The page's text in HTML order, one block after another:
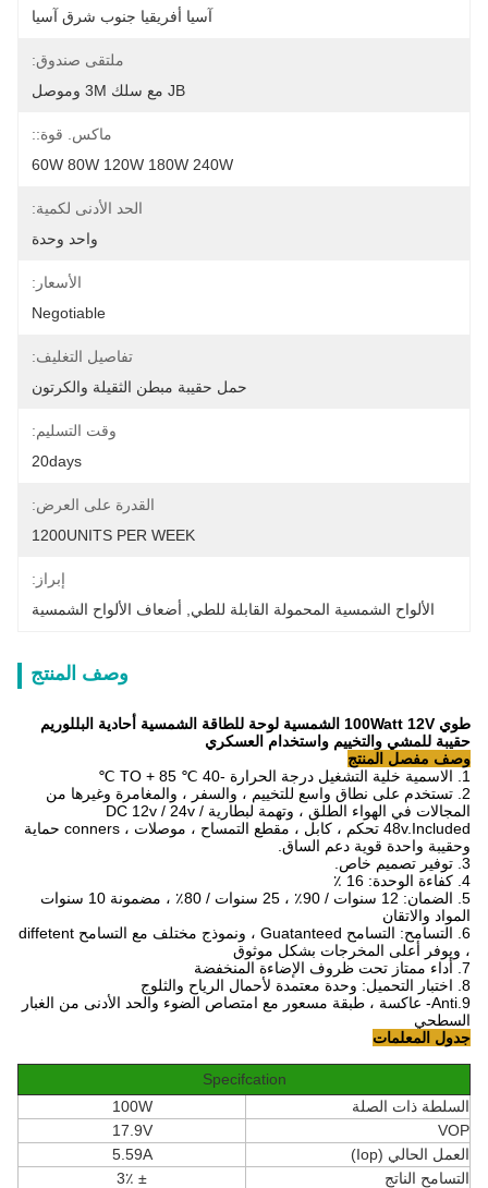
آسيا أفريقيا جنوب شرق آسيا
ملتقى صندوق:
JB مع سلك 3M وموصل
ماكس. قوة::
60W 80W 120W 180W 240W
الحد الأدنى لكمية:
واحد وحدة
الأسعار:
Negotiable
تفاصيل التغليف:
حمل حقيبة مبطن الثقيلة والكرتون
وقت التسليم:
20days
القدرة على العرض:
1200UNITS PER WEEK
إبراز:
الألواح الشمسية المحمولة القابلة للطي
أضعاف الألواح الشمسية
وصف المنتج
طوي 100Watt 12V الشمسية لوحة للطاقة الشمسية أحادية البللوريم
حقيبة للمشي والتخييم واستخدام العسكري
وصف مفصل المنتج
1. الاسمية خلية التشغيل درجة الحرارة -40 ℃ TO + 85 ℃
2. تستخدم على نطاق واسع للتخييم ، والسفر ، والمغامرة وغيرها من
المجالات في الهواء الطلق ، وتهمة لبطارية DC 12v / 24v /
48v.Included تحكم ، كابل ، مقطع التمساح ، موصلات ، conners حماية
وحقيبة واحدة قوية دعم الساق.
3. توفير تصميم خاص.
4. كفاءة الوحدة: 16 ٪
5. الضمان: 12 سنوات / 90٪ ، 25 سنوات / 80٪ ، مضمونة 10 سنوات
المواد والاتقان
6. التسامح: التسامح Guatanteed ، ونموذج مختلف مع التسامح diffetent
، ويوفر أعلى المخرجات بشكل موثوق
7. أداء ممتاز تحت ظروف الإضاءة المنخفضة
8. اختبار التحميل: وحدة معتمدة لأحمال الرياح والثلوج
9.Anti- عاكسة ، طبقة مسعور مع امتصاص الضوء والحد الأدنى من الغبار
السطحي
جدول المعلمات
Specifcation
السلطة ذات الصلة
100W
VOP
17.9V
العمل الحالي (Iop)
5.59A
التسامح الناتج
± 3٪